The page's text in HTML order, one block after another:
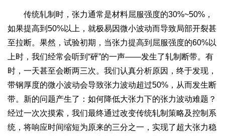
传统轧制时，张力通常是材料屈服强度的30%~50%，
如果提高到50%以上，就极易因微小波动而导致局部开裂甚
至拉断。果然，试验初期，当张力提高到屈服强度的60%以
上时，我们经常会听到“砰”的一声——发生了轧制断带。有
时，一天甚至会断两三次。我们认真分析原因，终于发现，
带钢厚度的微小波动会导致张力波动超过50%，从而发生断
带。新的问题产生了：如何降低大张力下的张力波动难题？
经过一次次摸索，我们最终通过改变传统轧制策略及控制系
统，将响应时间缩短为原来的三分之一，实现了超大张力稳